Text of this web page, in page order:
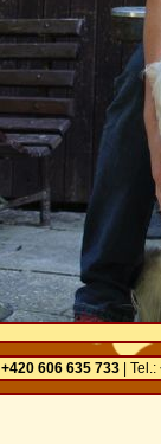
+420 606 635 733 | Tel.: